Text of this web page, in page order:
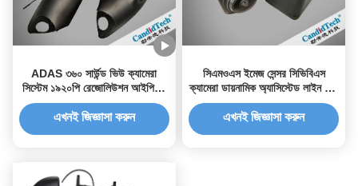
ADAS ৩৬০ সার্উন্ড ভিউ ক্যামেরা
সিস্টেম ১৯২০পি রেজোলিউশন আইপি৬৯
ওয়াটারপ্রুফ এবং মুভিং অবজেক্ট ডিটেকশন
সহ
এখনই জিজ্ঞাসা করুন
সিএমওএস ইমেজ সেন্সর সিভিবিএস
ক্যামেরা ডায়নামিক অ্যাসিস্টেড লাইন এবং
আইপি 6 কে 9 কে সার্টিফিকেশন সহ
এখনই জিজ্ঞাসা করুন